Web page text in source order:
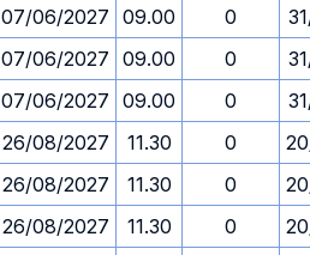
07/06/2027 09.00 0
07/06/2027 09.00 0
07/06/2027 09.00 0
26/08/2027 11.30 0
26/08/2027 11.30 0
26/08/2027 11.30 0